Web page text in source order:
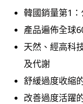
韓國銷量第1
產品遍佈全球
天然、經高科
及代謝
舒緩過度收縮
改善過度活躍